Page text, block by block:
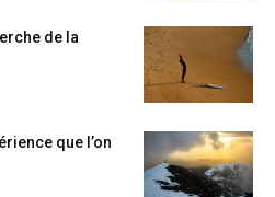
de la
que l’on